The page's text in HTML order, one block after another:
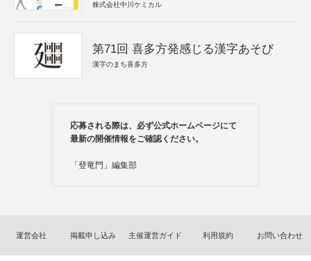
株式会社中川ケミカル
第71回 喜多方発感じる漢字あそび
漢字のまち喜多方
応募される際は、必ず公式ホームページにて
最新の開催情報をご確認ください。
「登竜門」編集部
運営会社 掲載申し込み 主催運営ガイド 利用規約 お問い合わせ